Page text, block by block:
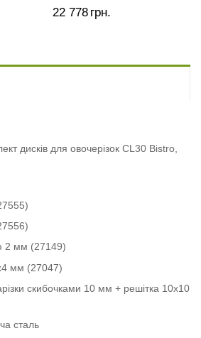
22 778 грн.
дисків для овочерізок CL30 Bistro,
2 мм (27149)
мм (27047)
скибочками 10 мм + решітка 10x10
сталь